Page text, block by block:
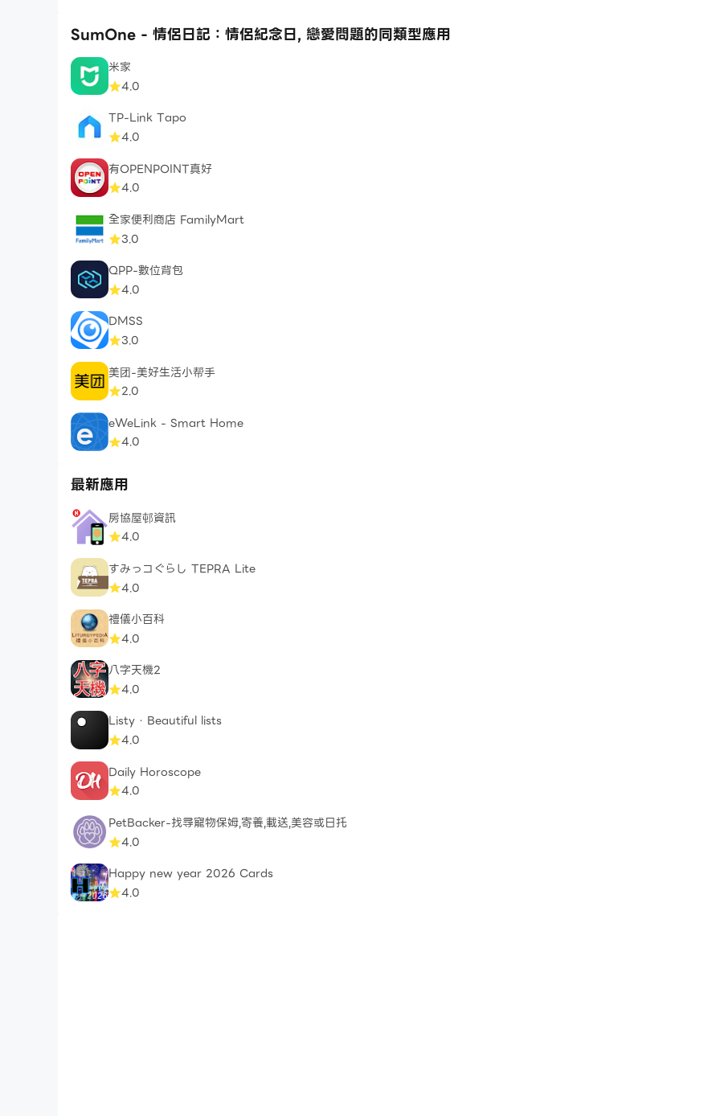
SumOne - 情侶日記：情侶紀念日, 戀愛問題的同類型應用
米家
4.0
TP-Link Tapo
4.0
有OPENPOINT真好
4.0
全家便利商店 FamilyMart
3.0
QPP-數位背包
4.0
DMSS
3.0
美团-美好生活小帮手
2.0
eWeLink - Smart Home
4.0
最新應用
房協屋邨資訊
4.0
すみっコぐらし TEPRA Lite
4.0
禮儀小百科
4.0
八字天機2
4.0
Listy · Beautiful lists
4.0
Daily Horoscope
4.0
PetBacker-找尋寵物保姆,寄養,載送,美容或日托
4.0
Happy new year 2026 Cards
4.0